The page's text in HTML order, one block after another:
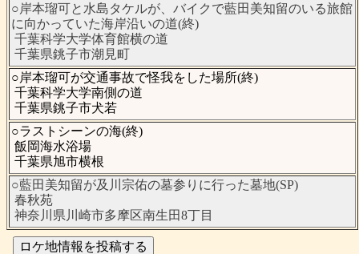
○岸本瑠可と水島タケルが、バイクで藍田美知留のいる旅館
に向かっていた海岸沿いの道(終)
千葉科学大学体育館横の道
千葉県銚子市潮見町
○岸本瑠可が交通事故で怪我をした場所(終)
千葉科学大学南側の道
千葉県銚子市犬若
○ラストシーンの海(終)
飯岡海水浴場
千葉県旭市横根
○藍田美知留が及川宗佑の墓参りに行った墓地(SP)
春秋苑
神奈川県川崎市多摩区南生田8丁目